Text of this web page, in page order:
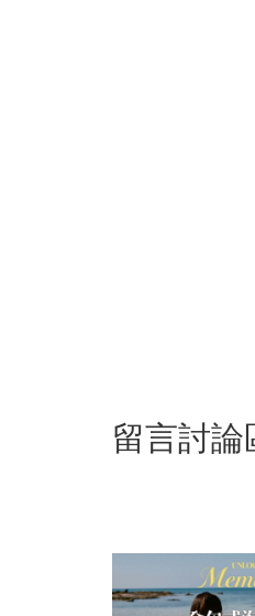
留言討論